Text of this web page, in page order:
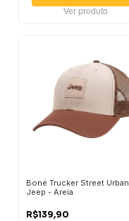
Ver produto
Boné Trucker Street Urban
Jeep - Areia
R$139,90